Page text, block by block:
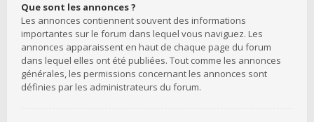
Que sont les annonces ?
Les annonces contiennent souvent des informations
importantes sur le forum dans lequel vous naviguez. Les
annonces apparaissent en haut de chaque page du forum
dans lequel elles ont été publiées. Tout comme les annonces
générales, les permissions concernant les annonces sont
définies par les administrateurs du forum.